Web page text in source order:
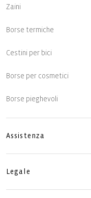
Zaini
Borse termiche
Cestini per bici
Borse per cosmetici
Borse pieghevoli
Assistenza
Legale